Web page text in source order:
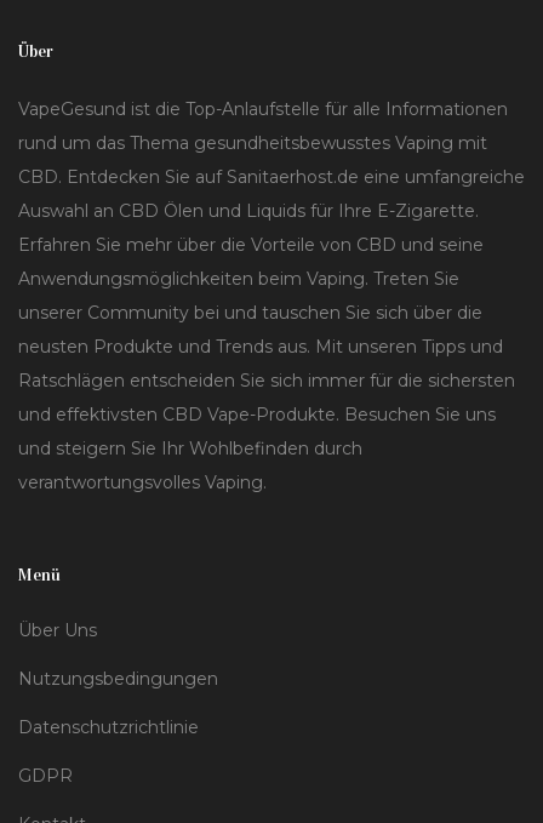
Über
VapeGesund ist die Top-Anlaufstelle für alle Informationen
rund um das Thema gesundheitsbewusstes Vaping mit
CBD. Entdecken Sie auf Sanitaerhost.de eine umfangreiche
Auswahl an CBD Ölen und Liquids für Ihre E-Zigarette.
Erfahren Sie mehr über die Vorteile von CBD und seine
Anwendungsmöglichkeiten beim Vaping. Treten Sie
unserer Community bei und tauschen Sie sich über die
neusten Produkte und Trends aus. Mit unseren Tipps und
Ratschlägen entscheiden Sie sich immer für die sichersten
und effektivsten CBD Vape-Produkte. Besuchen Sie uns
und steigern Sie Ihr Wohlbefinden durch
verantwortungsvolles Vaping.
Menü
Über Uns
Nutzungsbedingungen
Datenschutzrichtlinie
GDPR